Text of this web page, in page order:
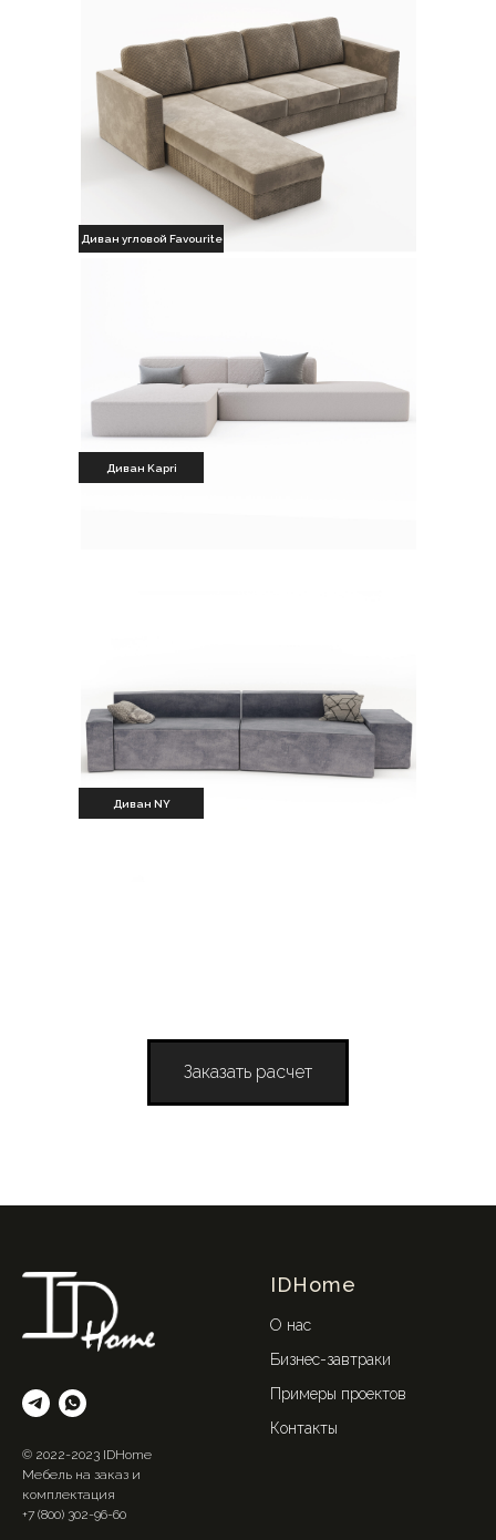
Диван угловой Favourite
Диван Kapri
Диван NY
Заказать расчет
© 2022-2023 IDHome
Мебель на заказ и
комплектация
+7 (800) 302-96-60
IDHome
О нас
Бизнес-завтраки
Примеры проектов
Контакты